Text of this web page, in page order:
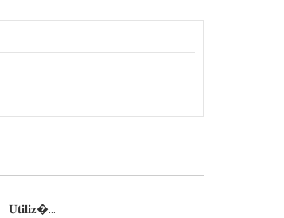
𝐔𝐭𝐢𝐥𝐢𝐳�...